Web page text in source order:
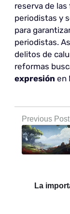
reserva de
periodistas y
para
periodistas.
delitos de
reformas
expresión en
Previous Post
La